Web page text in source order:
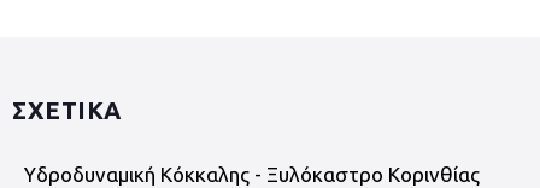
ΣΧΕΤΙΚΑ
Υδροδυναμική Κόκκαλης - Ξυλόκαστρο Κορινθίας